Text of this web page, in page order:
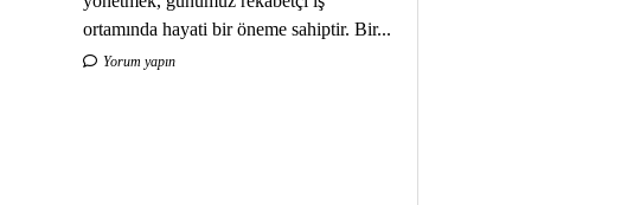
ortamında hayati bir öneme sahiptir. Bir...
Yorum yapın